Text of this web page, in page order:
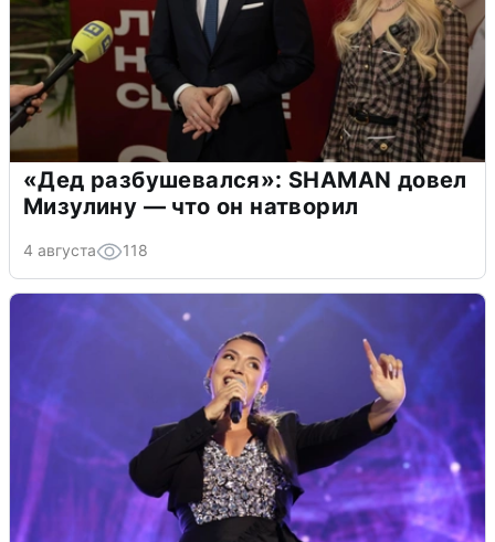
«Дед разбушевался»: SHAMAN довел
Мизулину — что он натворил
4 августа 118